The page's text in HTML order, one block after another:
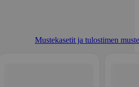
Mustekasetit ja tulostimen